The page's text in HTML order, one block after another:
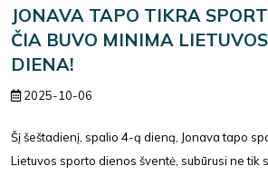
JONAVA TAPO TIKRA
ČIA BUVO MINIMA
DIENA!
2025-10-06
Šį šeštadienį, spalio 4-ą dieną, Jonava tapo
Lietuvos sporto dienos šventė, subūrusi ne tik